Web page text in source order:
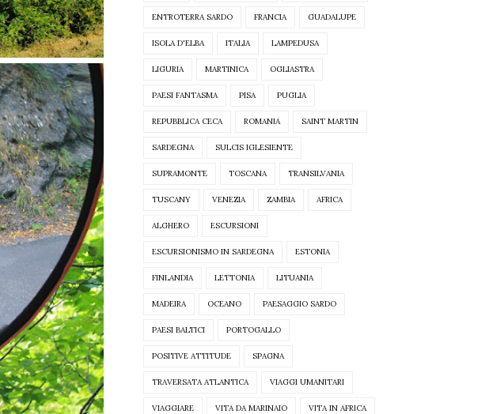
ENTROTERRA SARDO FRANCIA GUADALUPE
ISOLA D'ELBA ITALIA LAMPEDUSA
LIGURIA MARTINICA OGLIASTRA
PAESI FANTASMA PISA PUGLIA
REPUBBLICA CECA ROMANIA SAINT MARTIN
SARDEGNA SULCIS IGLESIENTE
SUPRAMONTE TOSCANA TRANSILVANIA
TUSCANY VENEZIA ZAMBIA AFRICA
ALGHERO ESCURSIONI
ESCURSIONISMO IN SARDEGNA ESTONIA
FINLANDIA LETTONIA LITUANIA
MADEIRA OCEANO PAESAGGIO SARDO
PAESI BALTICI PORTOGALLO
POSITIVE ATTITUDE SPAGNA
TRAVERSATA ATLANTICA VIAGGI UMANITARI
VIAGGIARE VITA DA MARINAIO VITA IN AFRICA